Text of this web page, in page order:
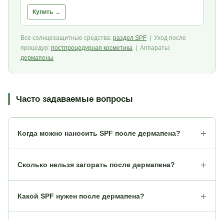
Купить →
Все солнцезащитные средства: раздел SPF | Уход после
процедур: постпроцедурная косметика | Аппараты:
дермапены
Часто задаваемые вопросы
Когда можно наносить SPF после дермапена?
Сколько нельзя загорать после дермапена?
Какой SPF нужен после дермапена?